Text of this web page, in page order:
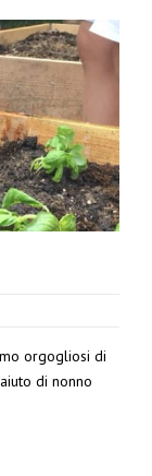
orgogliosi di
di nonno